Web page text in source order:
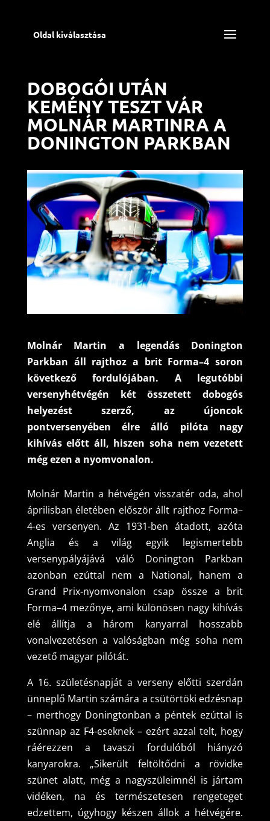
Oldal kiválasztása
DOBOGÓI UTÁN
KEMÉNY TESZT VÁR
MOLNÁR MARTINRA A
DONINGTON PARKBAN
Molnár Martin a legendás Donington
Parkban áll rajthoz a brit Forma–4 soron
következő fordulójában. A legutóbbi
versenyhétvégén két összetett dobogós
helyezést szerző, az újoncok
pontversenyében élre álló pilóta nagy
kihívás előtt áll, hiszen soha nem vezetett
még ezen a nyomvonalon.
Molnár Martin a hétvégén visszatér oda, ahol
áprilisban életében először állt rajthoz Forma–
4-es versenyen. Az 1931-ben átadott, azóta
Anglia és a világ egyik legismertebb
versenypályájává váló Donington Parkban
azonban ezúttal nem a National, hanem a
Grand Prix-nyomvonalon csap össze a brit
Forma–4 mezőnye, ami különösen nagy kihívás
elé állítja a három kanyarral hosszabb
vonalvezetésen a valóságban még soha nem
vezető magyar pilótát.
A 16. születésnapját a verseny előtti szerdán
ünneplő Martin számára a csütörtöki edzésnap
– merthogy Doningtonban a péntek ezúttal is
szünnap az F4-eseknek – ezért azzal telt, hogy
ráérezzen a tavaszi fordulóból hiányzó
kanyarokra. „Sikerült feltöltődni a rövidke
szünet alatt, még a nagyszüleimnél is jártam
vidéken, na és természetesen rengeteget
edzettem, úgyhogy készen állok a hétvégére.